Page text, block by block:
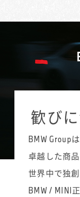
暮らしでは
販売活動を
め、新しい
というプレ
ています。
らかった」
それは私た
ん。「女性
とおっしゃ
女性ならでは
ています。特
すい試乗中に
ようにしてい
また、ご家族
の際も必ず奥
を見て話すよ
ただけるよ
で販売活動を
買取との感
職では、あ
られたのに
たお客様を
められるのが
担当するお
やイベントの
ど、できるだ
道なフォロー
ノベルティグ
そう」と思え
に新モデル
歓び
BMW Groupは
卓越した商
世界中で独
BMW / MINI